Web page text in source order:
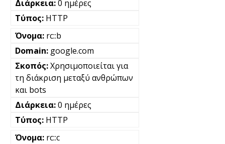
0 ημέρες
HTTP
rc::b
google.com
Χρησιμοποιείται για
τη διάκριση μεταξύ ανθρώπων
και bots
0 ημέρες
HTTP
rc::c